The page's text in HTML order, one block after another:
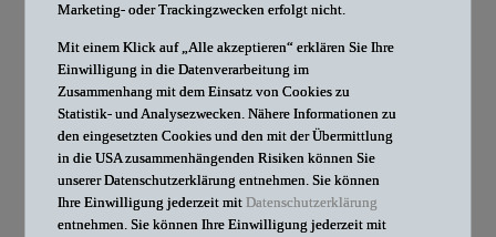
D+B Rechtsanwälte Partnerschaft mbB
Kaistraße 2
D-40221 Düsseldorf
Telefon: +49 211 415577-70
Telefax: +49 211 415577-77
E-Mail:office@db-law.de
Internet:www.db-law.de
Marketing- oder Trackingzwecken erfolgt nicht.
Mit einem Klick auf „Alle akzeptieren“ erklären Sie Ihre
Einwilligung in die Datenverarbeitung im
Zusammenhang mit dem Einsatz von Cookies zu
Statistik- und Analysezwecken. Nähere Informationen zu
den eingesetzten Cookies und den mit der Übermittlung
in die USA zusammenhängenden Risiken können Sie
unserer Datenschutzerklärung entnehmen. Sie können
Ihre Einwilligung jederzeit mitDatenschutzerklärung
entnehmen. Sie können Ihre Einwilligung jederzeit mit